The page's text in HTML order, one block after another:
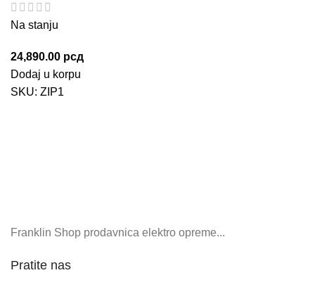
Na stanju
24,890.00 рсд
Dodaj u korpu
SKU: ZIP1
Franklin Shop prodavnica elektro opreme...
Pratite nas